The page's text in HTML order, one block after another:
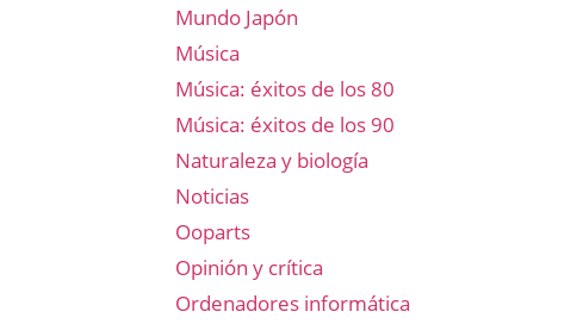
Mundo Japón
Música
Música: éxitos de los 80
Música: éxitos de los 90
Naturaleza y biología
Noticias
Ooparts
Opinión y crítica
Ordenadores informática